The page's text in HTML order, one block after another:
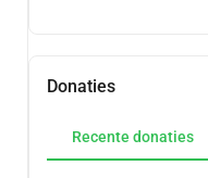
Donaties
Recente donaties